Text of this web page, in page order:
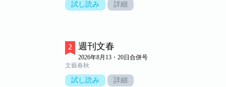
試し読み 詳細
週刊文春
2026年8月13・20日合併号
文藝春秋
試し読み 詳細